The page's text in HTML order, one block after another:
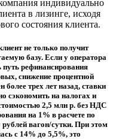
индивидуально
в лизинге, исходя
состояния клиента.
не только получит
базу. Если у оператора
путь рефинансирования
снижение процентной
трех лет назад, ставки
сэкономить на налогах и
2,5 млн р. без НДС
на 1% в расчете по
вагон/сутки. При этом
с 14% до 5,5%, это